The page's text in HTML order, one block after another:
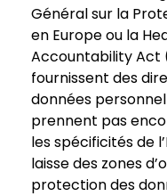
Général sur la
en Europe ou la
Accountability Act
fournissent des
données
prennent pas
les spécificités de
laisse des zones
protection des